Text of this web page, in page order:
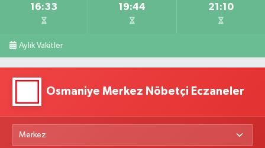
16:33 19:44 21:10
Aylık Vakitler
Osmaniye Merkez Nöbetçi Eczaneler